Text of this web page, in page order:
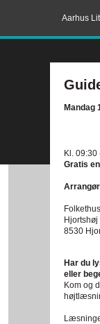
Aarhus
Mandag
Kl. 09:30
Gratis
8530
Har du
eller
Kom og